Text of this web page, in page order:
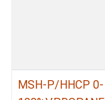
MSH-P/HHCP 0-